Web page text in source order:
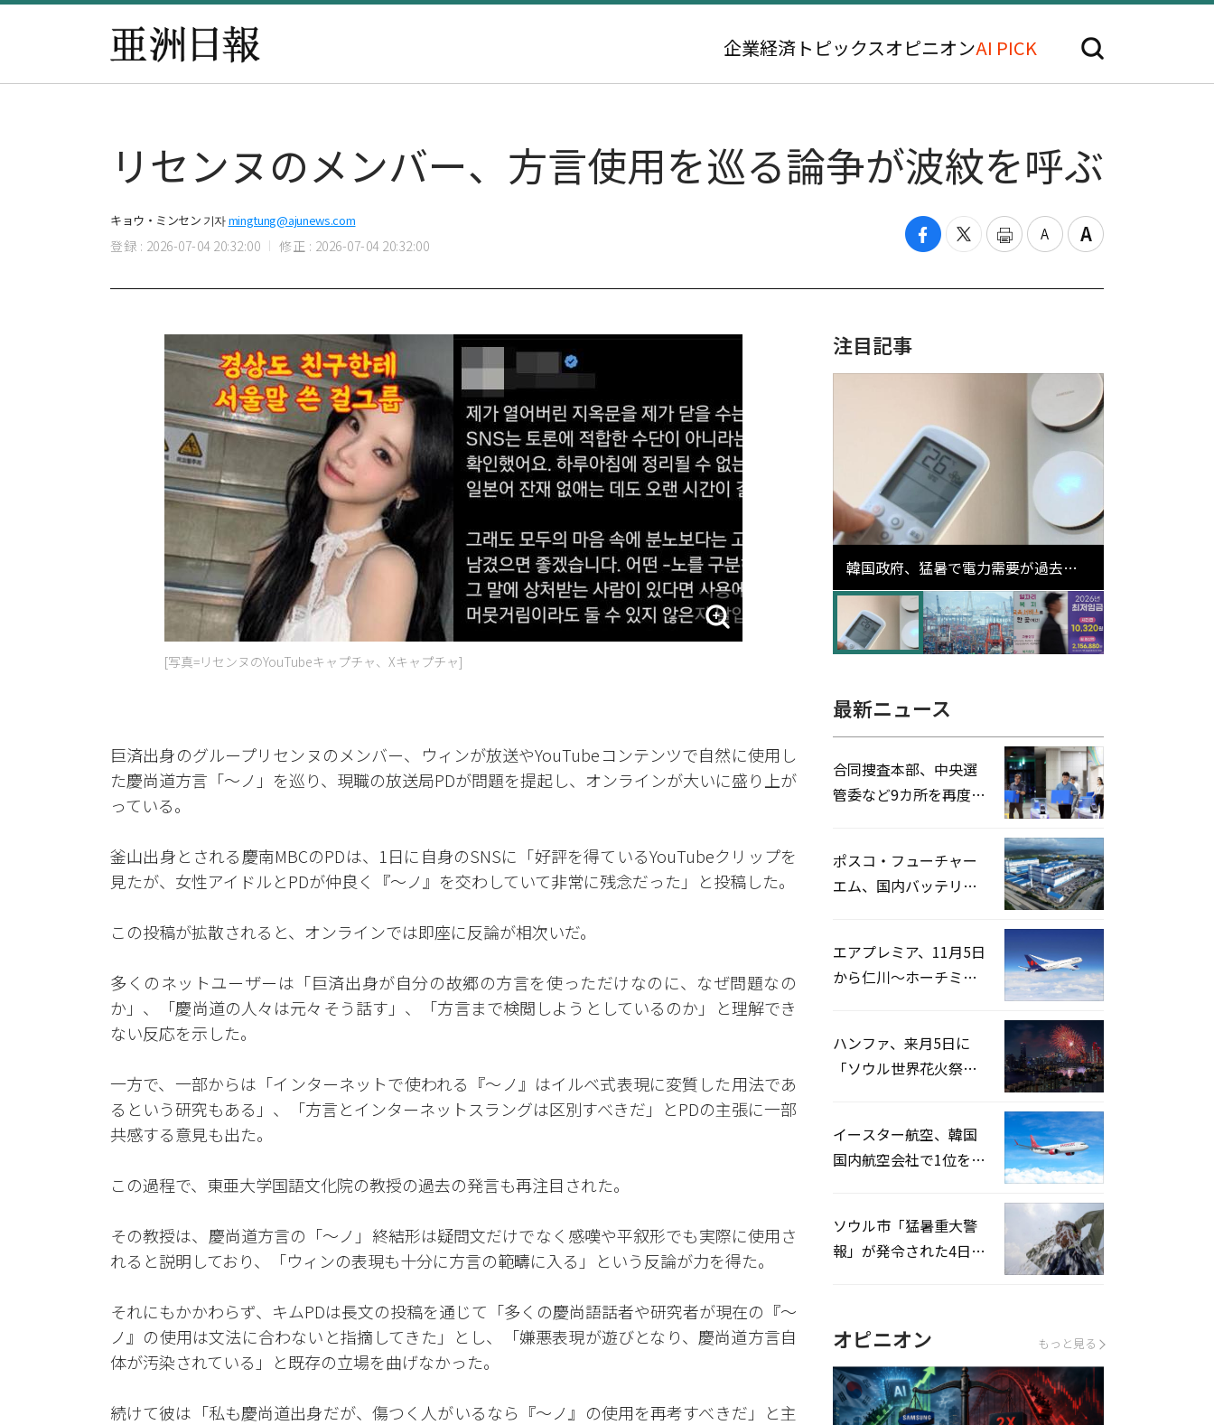
企業経済 トピックスオピニオンAI PICK
リセンヌのメンバー、方言使用を巡る論争が波紋を呼ぶ
キョウ・ミンセン 기자mingtung@ajunews.com
登録 : 2026-07-04 20:32:00 修正 : 2026-07-04 20:32:00
[写真=リセンヌのYouTubeキャプチャ、Xキャプチャ]
巨済出身のグループリセンヌのメンバー、ウィンが放送やYouTubeコンテンツで自然に使用し
た慶尚道方言「～ノ」を巡り、現職の放送局PDが問題を提起し、オンラインが大いに盛り上が
っている。
釜山出身とされる慶南MBCのPDは、1日に自身のSNSに「好評を得ているYouTubeクリップを
見たが、女性アイドルとPDが仲良く『～ノ』を交わしていて非常に残念だった」と投稿した。
この投稿が拡散されると、オンラインでは即座に反論が相次いだ。
多くのネットユーザーは「巨済出身が自分の故郷の方言を使っただけなのに、なぜ問題なの
か」、「慶尚道の人々は元々そう話す」、「方言まで検閲しようとしているのか」と理解でき
ない反応を示した。
一方で、一部からは「インターネットで使われる『～ノ』はイルベ式表現に変質した用法であ
るという研究もある」、「方言とインターネットスラングは区別すべきだ」とPDの主張に一部
共感する意見も出た。
この過程で、東亜大学国語文化院の教授の過去の発言も再注目された。
その教授は、慶尚道方言の「～ノ」終結形は疑問文だけでなく感嘆や平叙形でも実際に使用さ
れると説明しており、「ウィンの表現も十分に方言の範疇に入る」という反論が力を得た。
それにもかかわらず、キムPDは長文の投稿を通じて「多くの慶尚語話者や研究者が現在の『～
ノ』の使用は文法に合わないと指摘してきた」とし、「嫌悪表現が遊びとなり、慶尚道方言自
体が汚染されている」と既存の立場を曲げなかった。
続けて彼は「私も慶尚道出身だが、傷つく人がいるなら『～ノ』の使用を再考すべきだ」と主
注目記事
韓国政府、猛暑で電力需要が過去最
高更新の可能性に需給対応体制を点
検
最新ニュース
合同捜査本部、中央選
管委など9カ所を再度家
ポスコ・フューチャー
エム、国内バッテリー
エアプレミア、11月5日
から仁川〜ホーチミン
ハンファ、来月5日に
「ソウル世界花火祭り
イースター航空、韓国
国内航空会社で1位を記
ソウル市「猛暑重大警
報」が発令された4日、
オピニオン もっと見る